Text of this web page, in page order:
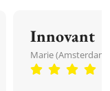
Innovant
Marie (Amsterdam,